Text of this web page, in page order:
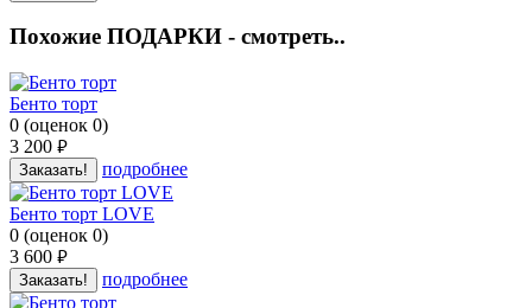
Похожие ПОДАРКИ - смотреть..
Бенто торт
0 (оценок 0)
3 200 руб.
Заказать! подробнее
Бенто торт LOVE
0 (оценок 0)
3 600 руб.
Заказать! подробнее